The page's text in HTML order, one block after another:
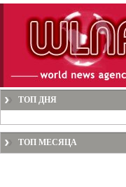
ТОП ДНЯ
ТОП МЕСЯЦА